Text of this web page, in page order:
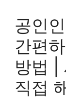
공인
간편
방법 |
직접